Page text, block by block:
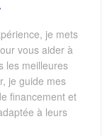
je mets
vous aider à
les meilleures
je guide mes
financement et
à leurs